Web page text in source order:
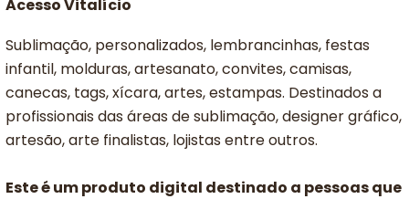
Acesso Vitalício
Sublimação, personalizados, lembrancinhas, festas
infantil, molduras, artesanato, convites, camisas,
canecas, tags, xícara, artes, estampas. Destinados a
profissionais das áreas de sublimação, designer gráfico,
artesão, arte finalistas, lojistas entre outros.
Este é um produto digital destinado a pessoas que